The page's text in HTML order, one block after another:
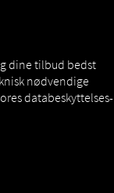
dine tilbud bedst
nødvendige
databeskyttelses-